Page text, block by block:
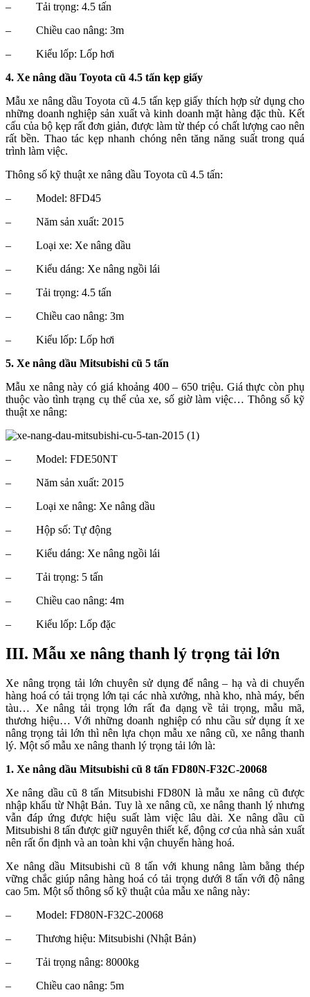
–
Tải trọng: 4.5 tấn
–
Chiều cao nâng: 3m
–
Kiểu lốp: Lốp hơi
4. Xe nâng dầu Toyota cũ 4.5 tấn kẹp giấy
Mẫu xe nâng dầu Toyota cũ 4.5 tấn kẹp giấy thích hợp sử dụng cho
những doanh nghiệp sản xuất và kinh doanh mặt hàng đặc thù. Kết
cấu của bộ kẹp rất đơn giản, được làm từ thép có chất lượng cao nên
rất bền. Thao tác kẹp nhanh chóng nên tăng năng suất trong quá
trình làm việc.
Thông số kỹ thuật xe nâng dầu Toyota cũ 4.5 tấn:
–
Model: 8FD45
–
Năm sản xuất: 2015
–
Loại xe: Xe nâng dầu
–
Kiểu dáng: Xe nâng ngồi lái
–
Tải trọng: 4.5 tấn
–
Chiều cao nâng: 3m
–
Kiểu lốp: Lốp hơi
5. Xe nâng dầu Mitsubishi cũ 5 tấn
Mẫu xe nâng này có giá khoảng 400 – 650 triệu. Giá thực còn phụ
thuộc vào tình trạng cụ thể của xe, số giờ làm việc… Thông số kỹ
thuật xe nâng:
–
Model: FDE50NT
–
Năm sản xuất: 2015
–
Loại xe nâng: Xe nâng dầu
–
Hộp số: Tự động
–
Kiểu dáng: Xe nâng ngồi lái
–
Tải trọng: 5 tấn
–
Chiều cao nâng: 4m
–
Kiểu lốp: Lốp đặc
III. Mẫu xe nâng thanh lý trọng tải lớn
Xe nâng trọng tải lớn chuyên sử dụng để nâng – hạ và di chuyển
hàng hoá có tải trọng lớn tại các nhà xưởng, nhà kho, nhà máy, bến
tàu… Xe nâng tải trọng lớn rất đa dạng về tải trọng, mẫu mã,
thương hiệu… Với những doanh nghiệp có nhu cầu sử dụng ít xe
nâng trọng tải lớn thì nên lựa chọn mẫu xe nâng cũ, xe nâng thanh
lý. Một số mẫu xe nâng thanh lý trọng tải lớn là:
1. Xe nâng dầu Mitsubishi cũ 8 tấn FD80N-F32C-20068
Xe nâng dầu cũ 8 tấn Mitsubishi FD80N là mẫu xe nâng cũ được
nhập khẩu từ Nhật Bản. Tuy là xe nâng cũ, xe nâng thanh lý nhưng
vẫn đáp ứng được hiệu suất làm việc lâu dài. Xe nâng dầu cũ
Mitsubishi 8 tấn được giữ nguyên thiết kế, động cơ của nhà sản xuất
nên rất ổn định và an toàn khi vận chuyển hàng hoá.
Xe nâng dầu Mitsubishi cũ 8 tấn với khung nâng làm bằng thép
vững chắc giúp nâng hàng hoá có tải trọng dưới 8 tấn với độ nâng
cao 5m. Một số thông số kỹ thuật của mẫu xe nâng này:
–
Model: FD80N-F32C-20068
–
Thương hiệu: Mitsubishi (Nhật Bản)
–
Tải trọng nâng: 8000kg
–
Chiều cao nâng: 5m